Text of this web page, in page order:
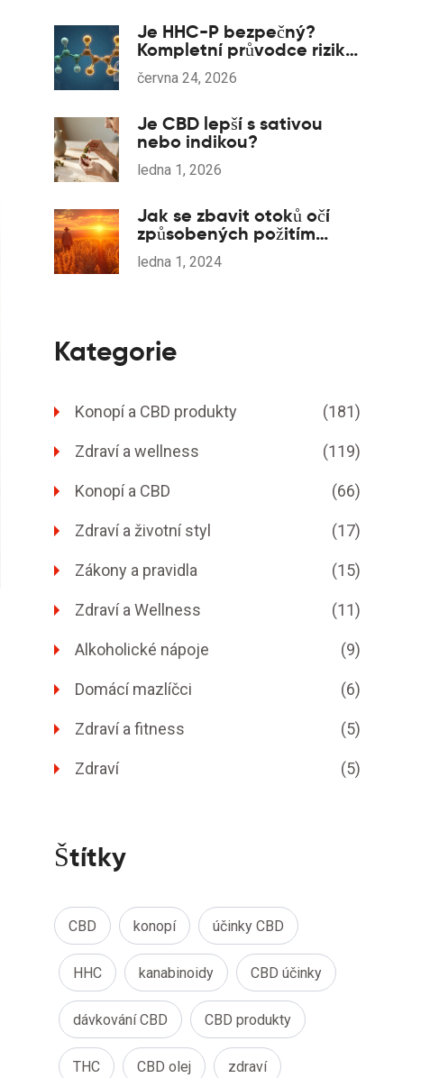
Je HHC-P bezpečný?
Kompletní průvodce riziky,
účinky a legálností v roce
2026
června 24, 2026
Je CBD lepší s sativou
nebo indikou?
ledna 1, 2026
Jak se zbavit otoků očí
způsobených požitím
jedlých produktů
ledna 1, 2024
Kategorie
Konopí a CBD produkty (181)
Zdraví a wellness (119)
Konopí a CBD (66)
Zdraví a životní styl (17)
Zákony a pravidla (15)
Zdraví a Wellness (11)
Alkoholické nápoje (9)
Domácí mazlíčci (6)
Zdraví a fitness (5)
Zdraví (5)
Štítky
CBD konopí účinky CBD
HHC kanabinoidy CBD účinky
dávkování CBD CBD produkty
THC CBD olej zdraví